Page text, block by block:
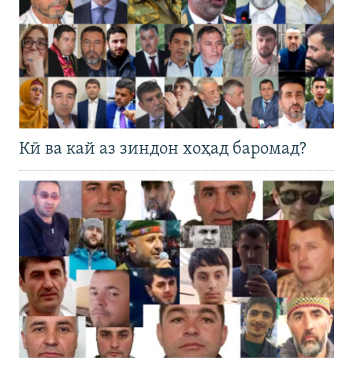
Кӣ ва кай аз зиндон хоҳад баромад?